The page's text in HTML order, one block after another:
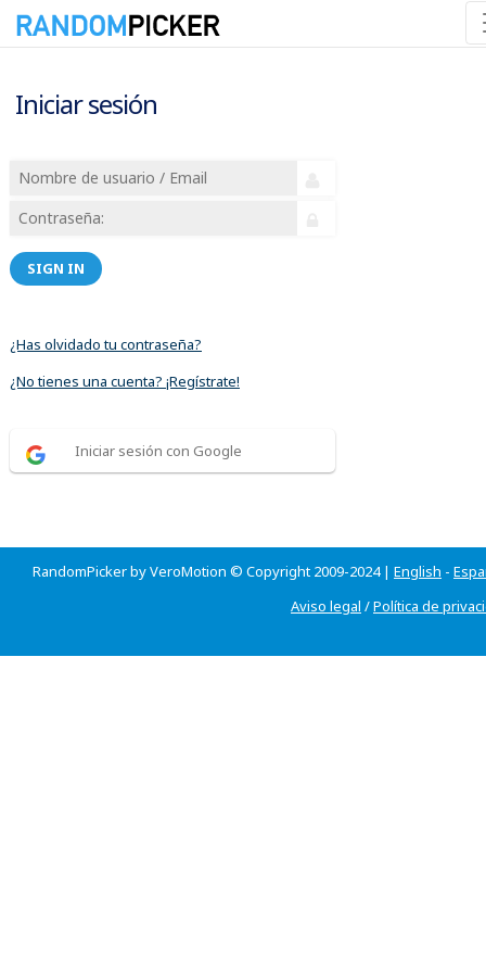
Iniciar sesión
SIGN IN
¿Has olvidado tu contraseña?
¿No tienes una cuenta? ¡Regístrate!
Iniciar sesión con Google
RandomPicker by VeroMotion © Copyright 2009-2024 | English -
Aviso legal /Política de